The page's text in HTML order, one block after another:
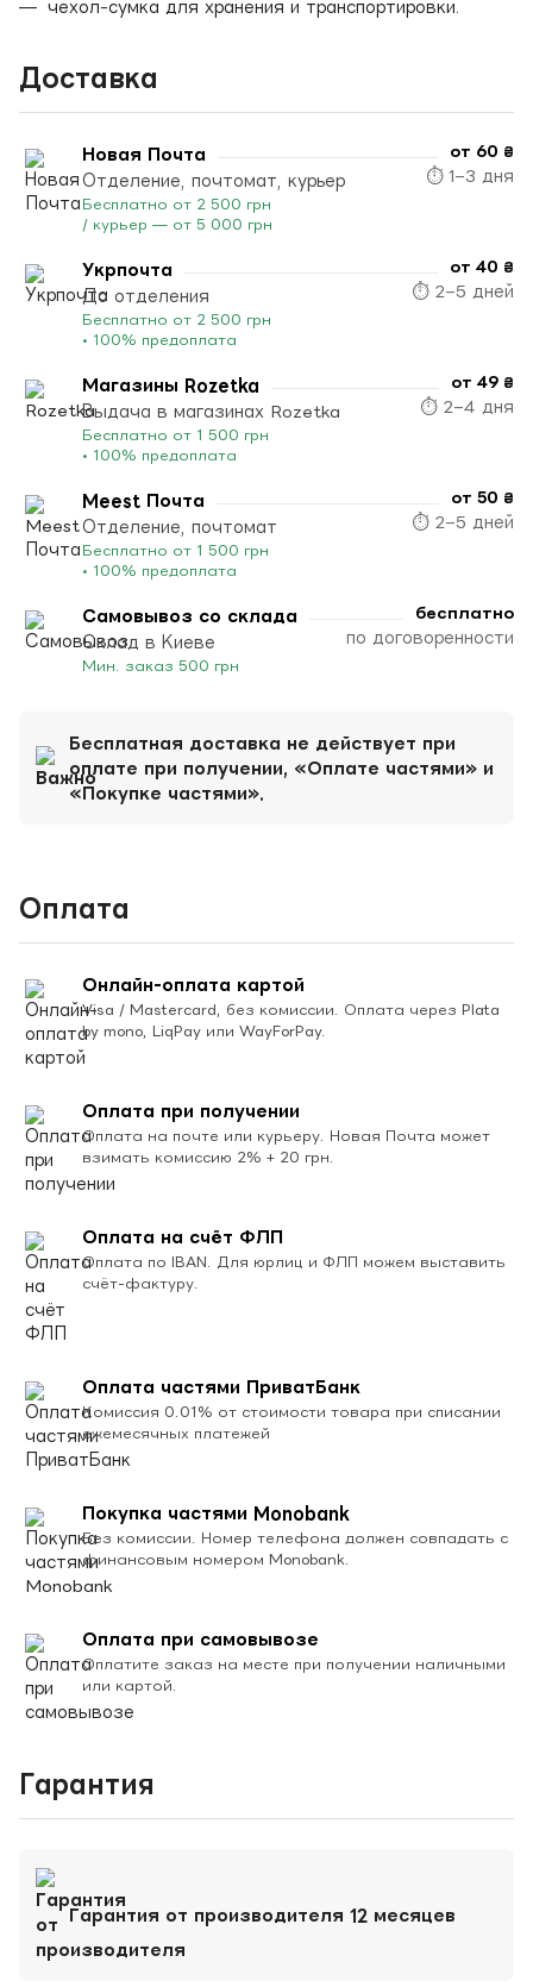
чехол-сумка для хранения и транспортировки.
Доставка
Новая Почта
Отделение, почтомат, курьер
Бесплатно от 2 500 грн
/ курьер — от 5 000 грн
от 60 ₴
⏱ 1–3 дня
Укрпочта
До отделения
Бесплатно от 2 500 грн
• 100% предоплата
от 40 ₴
⏱ 2–5 дней
Магазины Rozetka
Выдача в магазинах Rozetka
Бесплатно от 1 500 грн
• 100% предоплата
от 49 ₴
⏱ 2–4 дня
Meest Почта
Отделение, почтомат
Бесплатно от 1 500 грн
• 100% предоплата
от 50 ₴
⏱ 2–5 дней
Самовывоз со склада
Склад в Киеве
Мин. заказ 500 грн
бесплатно
по договоренности
Бесплатная доставка не действует при
оплате при получении, «Оплате частями» и
«Покупке частями».
Оплата
Онлайн-оплата картой
Visa / Mastercard, без комиссии. Оплата через Plata
by mono, LiqPay или WayForPay.
Оплата при получении
Оплата на почте или курьеру. Новая Почта может
взимать комиссию 2% + 20 грн.
Оплата на счёт ФЛП
Оплата по IBAN. Для юрлиц и ФЛП можем выставить
счёт-фактуру.
Оплата частями ПриватБанк
Комиссия 0.01% от стоимости товара при списании
ежемесячных платежей
Покупка частями Monobank
Без комиссии. Номер телефона должен совпадать с
финансовым номером Monobank.
Оплата при самовывозе
Оплатите заказ на месте при получении наличными
или картой.
Гарантия
Гарантия от производителя 12 месяцев